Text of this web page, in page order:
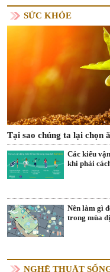
SỨC KHỎE
Tại sao chúng ta lại chọn
Các kiểu
khi phải
Nên làm gì
trong mùa
NGHỆ THUẬT